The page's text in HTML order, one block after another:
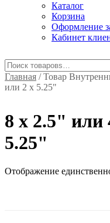
Каталог
Корзина
Оформление
Кабинет
Главная / Товар
или 2 x 5.25"
8 x 2.5" или
5.25"
Отображение